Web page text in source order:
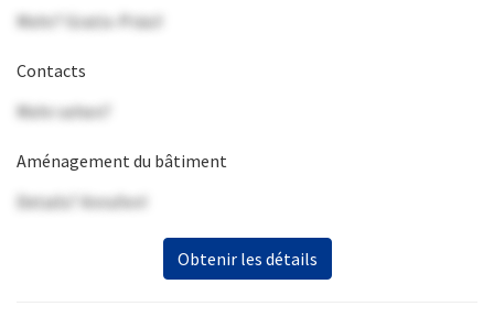
Mehr? Gratis-Präsi!
Contacts
Mehr sehen?
Aménagement du bâtiment
Details? Anrufen!
Obtenir les détails